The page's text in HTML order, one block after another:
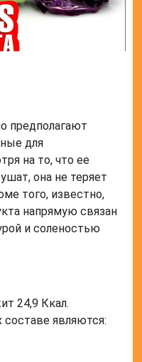
предполагают
для
на то, что ее
она не теряет
того, известно,
напрямую связан
и соленостью
24,9 Ккал.
являются: